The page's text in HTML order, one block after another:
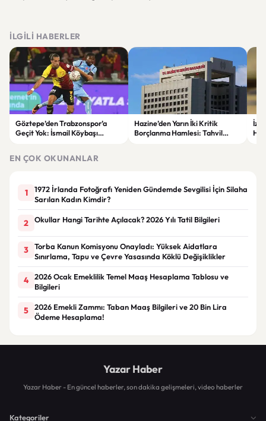
İLGILI HABERLER
Göztepe’den Trabzonspor’a
Geçit Yok: İsmail Köybaşı
Hazine’den Yarın İki Kritik
Borçlanma Hamlesi: Tahvil
EN ÇOK OKUNANLAR
1
1972 İrlanda Fotoğrafı Yeniden Gündemde Sevgilisi İçin Silaha
Sarılan Kadın Kimdir?
2 Okullar Hangi Tarihte Açılacak? 2026 Yılı Tatil Bilgileri
3
Torba Kanun Komisyonu Onayladı: Yüksek Aidatlara
Sınırlama, Tapu ve Çevre Yasasında Köklü Değişiklikler
4
2026 Ocak Emeklilik Temel Maaş Hesaplama Tablosu ve
Bilgileri
5
2026 Emekli Zammı: Taban Maaş Bilgileri ve 20 Bin Lira
Ödeme Hesaplama!
Yazar Haber
Yazar Haber - En güncel haberler, son dakika gelişmeleri, video haberler
Kategoriler